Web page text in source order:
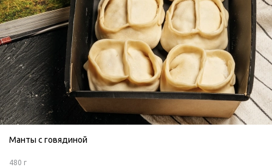
Манты с говядиной
480 г